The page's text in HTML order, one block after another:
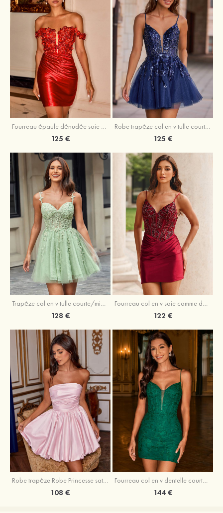
Fourreau épaule dénudée soie comme du satin courte/mini robe de fête de la rentrée
125 €
Robe trapèze col en v tulle courte/mini robe de fête de la rentrée avec poches paillettes
125 €
Trapèze col en v tulle courte/mini robe de fête de la rentrée avec perles
128 €
Fourreau col en v soie comme du satin courte/mini robe de fête de la rentrée avec paillettes
122 €
Robe trapèze Robe Princesse satin sans manches courte/mini robe de fête de la rentrée
108 €
Fourreau col en v dentelle courte/mini robe de fête de la rentré avec perles
144 €